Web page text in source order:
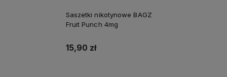
Saszetki nikotynowe BAGZ
Fruit Punch 4mg
15,90 zł